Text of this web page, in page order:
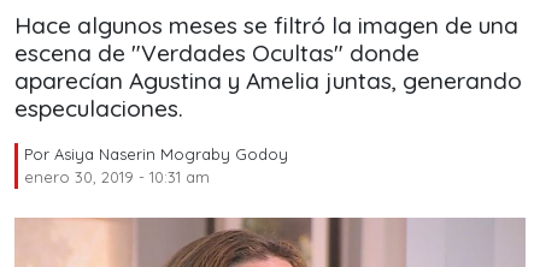
Hace algunos meses se filtró la imagen de una
escena de "Verdades Ocultas" donde
aparecían Agustina y Amelia juntas, generando
especulaciones.
Por Asiya Naserin Mograby Godoy
enero 30, 2019 - 10:31 am